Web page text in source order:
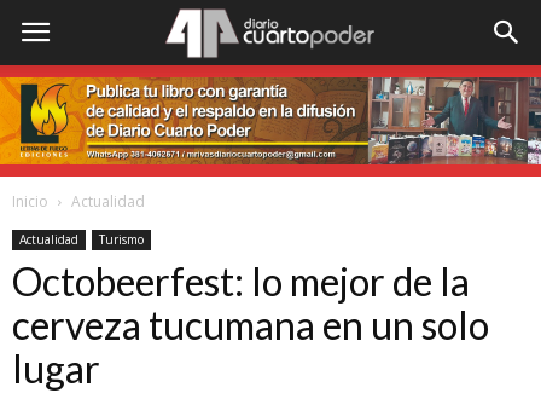
Inicio Actualidad
Actualidad Turismo
Octobeerfest: lo mejor de la
cerveza tucumana en un solo
lugar